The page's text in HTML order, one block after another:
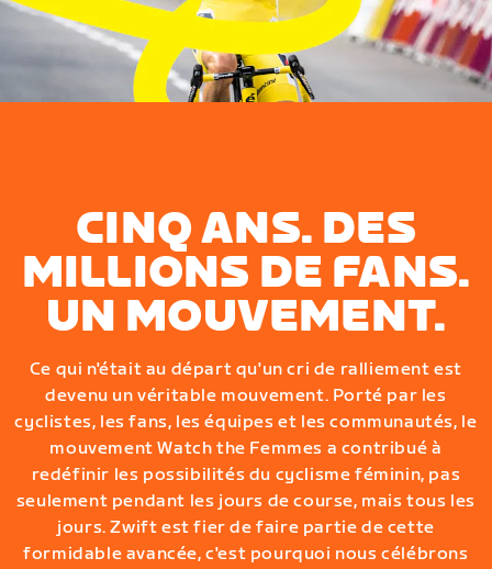
CINQ ANS. DES
MILLIONS DE FANS.
UN MOUVEMENT.
Ce qui n'était au départ qu'un cri de ralliement est
devenu un véritable mouvement. Porté par les
cyclistes, les fans, les équipes et les communautés, le
mouvement Watch the Femmes a contribué à
redéfinir les possibilités du cyclisme féminin, pas
seulement pendant les jours de course, mais tous les
jours. Zwift est fier de faire partie de cette
formidable avancée, c'est pourquoi nous célébrons